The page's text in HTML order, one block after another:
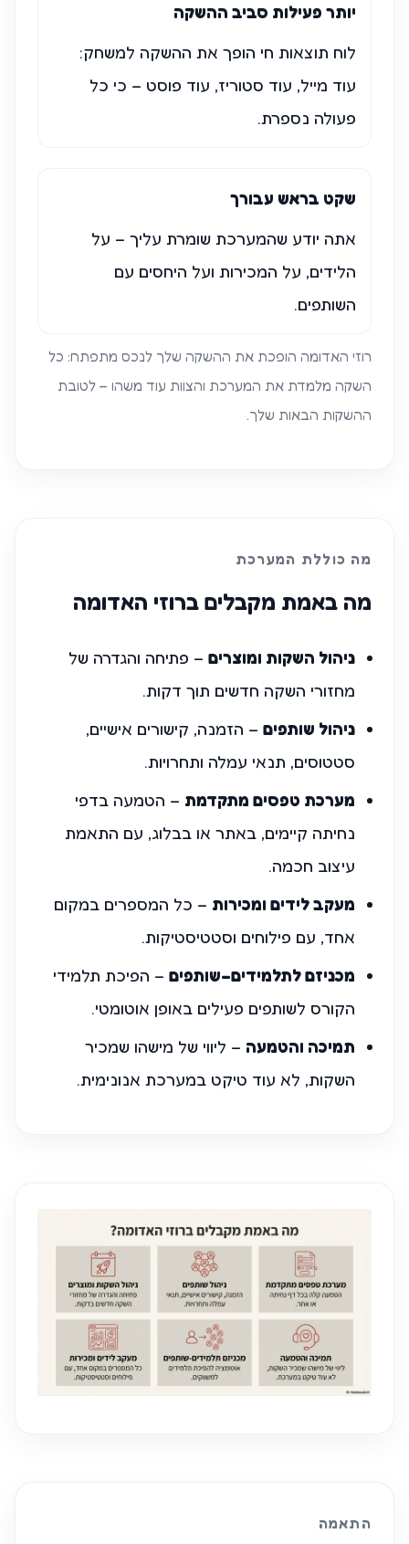
יותר פעילות סביב ההשקה
לוח תוצאות חי הופך את ההשקה למשחק:
עוד מייל, עוד סטוריז, עוד פוסט – כי כל
פעולה נספרת.
שקט בראש עבורך
אתה יודע שהמערכת שומרת עליך – על
הלידים, על המכירות ועל היחסים עם
השותפים.
רוזי האדומה הופכת את ההשקה שלך לנכס מתפתח: כל
השקה מלמדת את המערכת והצוות עוד משהו – לטובת
ההשקות הבאות שלך.
מה כוללת המערכת
מה באמת מקבלים ברוזי האדומה
ניהול השקות ומוצרים – פתיחה והגדרה של
מחזורי השקה חדשים תוך דקות.
ניהול שותפים – הזמנה, קישורים אישיים,
סטטוסים, תנאי עמלה ותחרויות.
מערכת טפסים מתקדמת – הטמעה בדפי
נחיתה קיימים, באתר או בבלוג, עם התאמת
עיצוב חכמה.
מעקב לידים ומכירות – כל המספרים במקום
אחד, עם פילוחים וסטטיסטיקות.
מכניזם לתלמידים–שותפים – הפיכת תלמידי
הקורס לשותפים פעילים באופן אוטומטי.
תמיכה והטמעה – ליווי של מישהו שמכיר
השקות, לא עוד טיקט במערכת אנונימית.
התאמה